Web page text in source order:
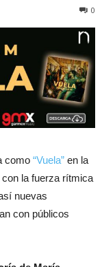
0
como “Vuela” en la
la fuerza rítmica
nuevas
con públicos